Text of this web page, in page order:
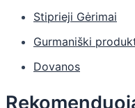
Stiprieji Gėrimai
Gurmaniški
Dovanos